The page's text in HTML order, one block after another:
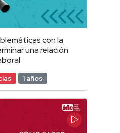
con la
una relación
1 años